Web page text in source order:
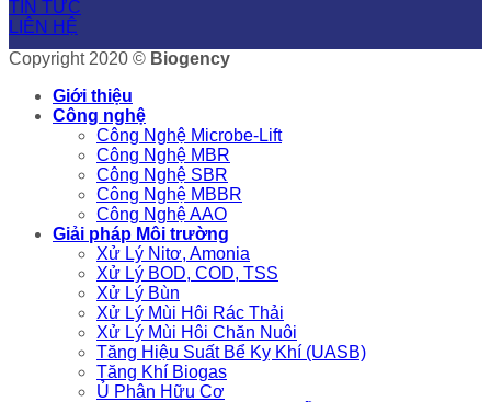
TIN TỨC
LIÊN HỆ
Copyright 2020 © Biogency
Giới thiệu
Công nghệ
Công Nghệ Microbe-Lift
Công Nghệ MBR
Công Nghệ SBR
Công Nghệ MBBR
Công Nghệ AAO
Giải pháp Môi trường
Xử Lý Nitơ, Amonia
Xử Lý BOD, COD, TSS
Xử Lý Bùn
Xử Lý Mùi Hôi Rác Thải
Xử Lý Mùi Hôi Chăn Nuôi
Tăng Hiệu Suất Bể Kỵ Khí (UASB)
Tăng Khí Biogas
Ủ Phân Hữu Cơ